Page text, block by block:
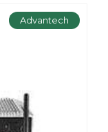
Advantech